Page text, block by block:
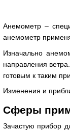
Анемометр –
анемометр
Изначально
направления
готовым к таким
Изменения и
Сферы
Зачастую прибор